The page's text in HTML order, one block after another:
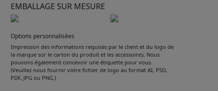
EMBALLAGE SUR MESURE
Options personnalisées
Impression des informations requises par le client et du logo de
la marque sur le carton du produit et les accessoires. Nous
pouvons également concevoir une étiquette pour vous.
(Veuillez nous fournir votre fichier de logo au format AI, PSD,
PDF, JPG ou PNG.)